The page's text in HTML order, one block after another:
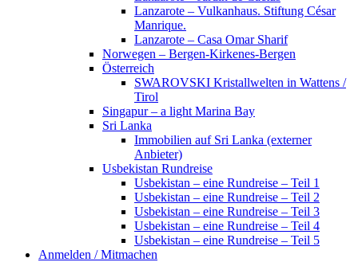
Lanzarote – Vulkanhaus. Stiftung César
Manrique.
Lanzarote – Casa Omar Sharif
Norwegen – Bergen-Kirkenes-Bergen
Österreich
SWAROVSKI Kristallwelten in Wattens /
Tirol
Singapur – a light Marina Bay
Sri Lanka
Immobilien auf Sri Lanka (externer
Anbieter)
Usbekistan Rundreise
Usbekistan – eine Rundreise – Teil 1
Usbekistan – eine Rundreise – Teil 2
Usbekistan – eine Rundreise – Teil 3
Usbekistan – eine Rundreise – Teil 4
Usbekistan – eine Rundreise – Teil 5
Anmelden / Mitmachen